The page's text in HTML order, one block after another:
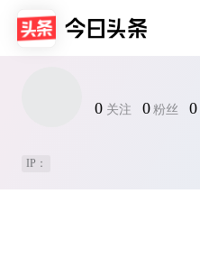
0 关注 0 粉丝 0
IP：